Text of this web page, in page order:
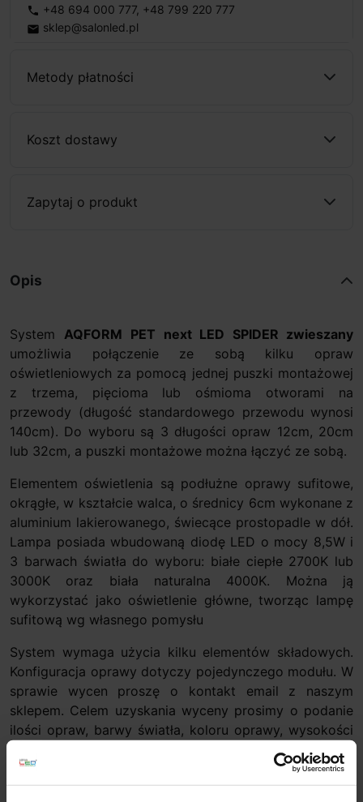
phone +48 694 000 777, +48 799 220 777
email sklep@salonled.pl
Metody płatności
Koszt dostawy
Zapytaj o produkt
Opis
System AQFORM PET next LED SPIDER zwieszany
umożliwia połączenie ze sobą kilku opraw
oświetleniowych za pomocą jednej puszki montażowej
z trzema, pięcioma lub ośmioma otworami na
przewody (długość standardowego przewodu wynosi
140cm). Do wyboru są 3 długości opraw 12cm, 20cm
lub 32cm, a puszki montażowe można łączyć ze sobą.
Elementem oświetlenia są podłużne oprawy sufitowe,
okrągłe, w kształcie walca, o średnicy 6cm wykonane z
aluminium lakierowanego, świecące prostopadle w dół.
Lampa posiada wbudowaną diodę LED o mocy 8,5W i
3 barwach światła do wyboru: białe ciepłe 2700K lub
3000K oraz biała naturalna 4000K. Można ją
wykorzystać jako oświetlenie główne, tworząc lampę
sufitową wg własnego pomysłu
System wymaga użycia kilku elementów składowych.
Konfiguracja oprawy dotyczy pojedynczego modułu. W
sprawie wycen proszę o kontakt email z naszym
sklepem. Celem uzyskania wyceny prosimy o podanie
ilości opraw, barwy światła, koloru oprawy, wysokości
lub przesłanie gotowego projektu, dla którego zostanie
dokonana wycena